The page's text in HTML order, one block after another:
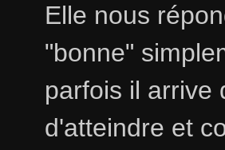
Elle nous
"bonne"
parfois il arrive
d'atteindre et